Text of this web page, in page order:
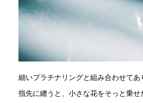
細いプラチナリングと組み合わせてあ
指先に纏うと、小さな花をそっと乗せ